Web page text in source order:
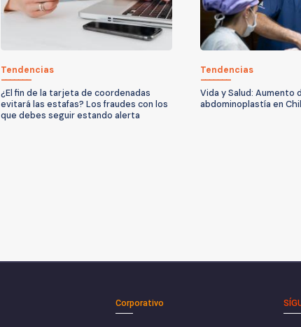
Tendencias
¿El fin de la tarjeta de coordenadas
evitará las estafas? Los fraudes con los
que debes seguir estando alerta
Tendencias
Vida y Salud: Aumento
abdominoplastía en
Corporativo